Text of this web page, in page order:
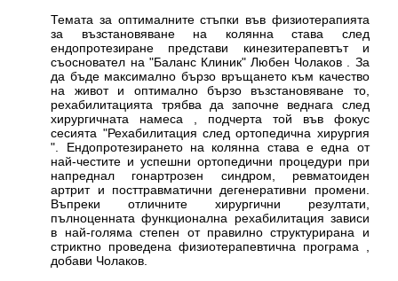
Темата за оптималните стъпки във физиотерапията
за възстановяване на колянна става след
ендопротезиране представи кинезитерапевтът и
съосновател на "Баланс Клиник" Любен Чолаков . За
да бъде максимално бързо връщането към качество
на живот и оптимално бързо възстановяване то,
рехабилитацията трябва да започне веднага след
хирургичната намеса , подчерта той във фокус
сесията "Рехабилитация след ортопедична хирургия
". Ендопротезирането на колянна става е една от
най-честите и успешни ортопедични процедури при
напреднал гонартрозен синдром, ревматоиден
артрит и посттравматични дегенеративни промени.
Въпреки отличните хирургични резултати,
пълноценната функционална рехабилитация зависи
в най-голяма степен от правилно структурирана и
стриктно проведена физиотерапевтична програма ,
добави Чолаков.